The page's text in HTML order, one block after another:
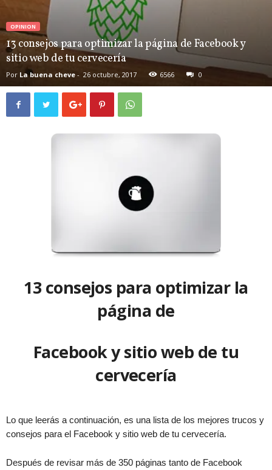
OPINION
13 consejos para optimizar la página de Facebook y
sitio web de tu cervecería
Por La buena cheve - 26 octubre, 2017 6566 0
13 consejos para optimizar la
página de
Facebook y sitio web de tu
cervecería
Lo que leerás a continuación, es una lista de los mejores trucos y
consejos para el Facebook y sitio web de tu cervecería.
Después de revisar más de 350 páginas tanto de Facebook